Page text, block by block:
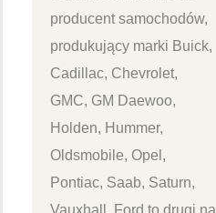
producent samochodów,
produkujący marki Buick,
Cadillac, Chevrolet,
GMC, GM Daewoo,
Holden, Hummer,
Oldsmobile, Opel,
Pontiac, Saab, Saturn,
Vauxhall. Ford to drugi na